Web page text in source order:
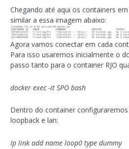
Chegando até aqui os containers
similar a essa imagem abaixo:
Agora vamos conectar em cada
Para isso usaremos inicialmente o
passo tanto para o container RJO
docker exec -it SPO bash
Dentro do container
loopback e lan:
Ip link add name loop0 type dummy